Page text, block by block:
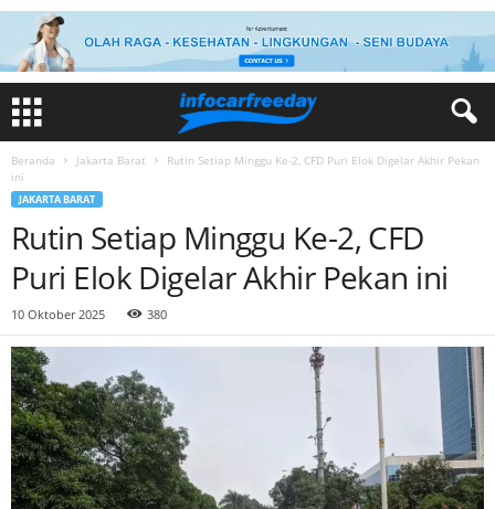
Beranda Jakarta Barat
Rutin Setiap Minggu Ke-2, CFD Puri Elok Digelar Akhir Pekan
ini
JAKARTA BARAT
Rutin Setiap Minggu Ke-2, CFD
Puri Elok Digelar Akhir Pekan ini
10 Oktober 2025 380